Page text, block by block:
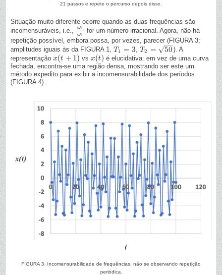
21 passos e repete o percurso depois disso.
Situação muito diferente ocorre quando as duas frequências são
incomensuráveis, i.e.,
ω1
ω1
ω1 ω1
for um número irracional. Agora, não há
repetição possível, embora possa, por vezes, parecer (FIGURA 3;
amplitudes iguais às da FIGURA 1, T 1 = 3
T1 =3 ,T2 = 50
−−
√
T2 =50
). A
representação x(t + 1 )
x(t+ 1) vsx(t)
x(t)
é elucidativa: em vez de uma curva
fechada, encontra-se uma região densa, mostrando ser este um
método expedito para exibir a incomensurabilidade dos períodos
(FIGURA 4).
FIGURA 3. Incomensurabilidade de frequências, não se observando repetição
periódica.